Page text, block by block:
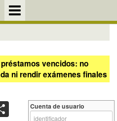
vencidos: no
ni rendir exámenes finales
Cuenta de usuario